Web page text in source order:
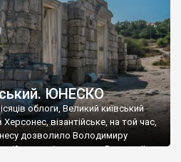
ЮНЕСКО
облоги, Великий київський
візантійське, на той час,
дозволило Володимиру
імператору Василю ІІ, та